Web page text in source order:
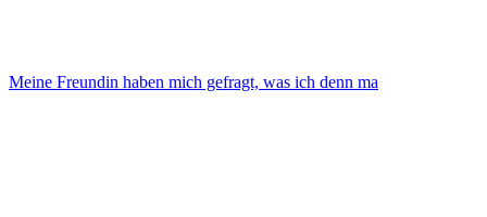
Meine Freundin haben mich gefragt, was ich denn ma